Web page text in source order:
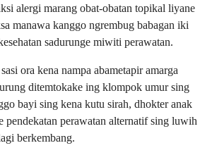
alergi marang obat-obatan topikal liyane
manawa kanggo ngrembug babagan iki
sadurunge miwiti perawatan.
ora kena nampa abametapir amarga
ditemtokake ing klompok umur sing
bayi sing kena kutu sirah, dhokter anak
pendekatan perawatan alternatif sing luwih
berkembang.